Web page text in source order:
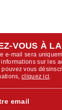
VOUS À
e-mail sera
sur les
pouvez vous
cliquez ici
email